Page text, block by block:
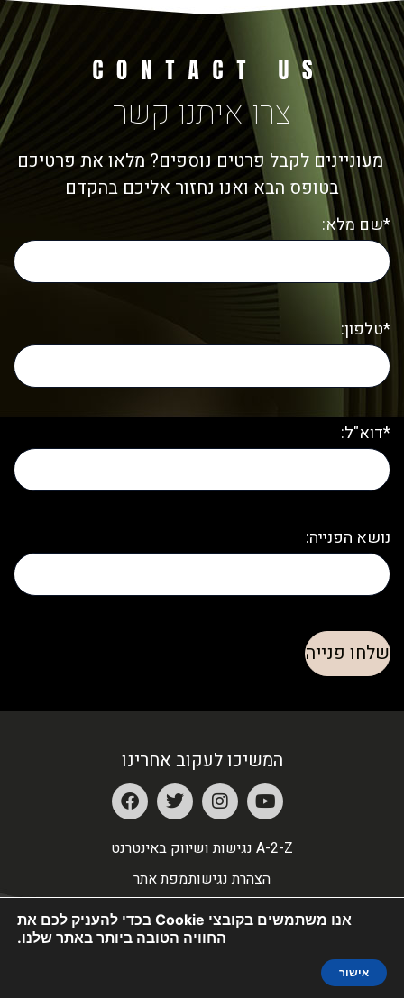
צרו איתנו קשר
מעוניינים לקבל פרטים נוספים? מלאו את פרטיכם
בטופס הבא ואנו נחזור אליכם בהקדם
*שם מלא:
*טלפון:
*דוא"ל:
נושא הפנייה:
המשיכו לעקוב אחרינו
A-2-Z נגישות ושיווק באינטרנט
הצהרת נגישותמפת אתר
אנו משתמשים בקובצי Cookie בכדי להעניק לכם את
החוויה הטובה ביותר באתר שלנו.
אישור